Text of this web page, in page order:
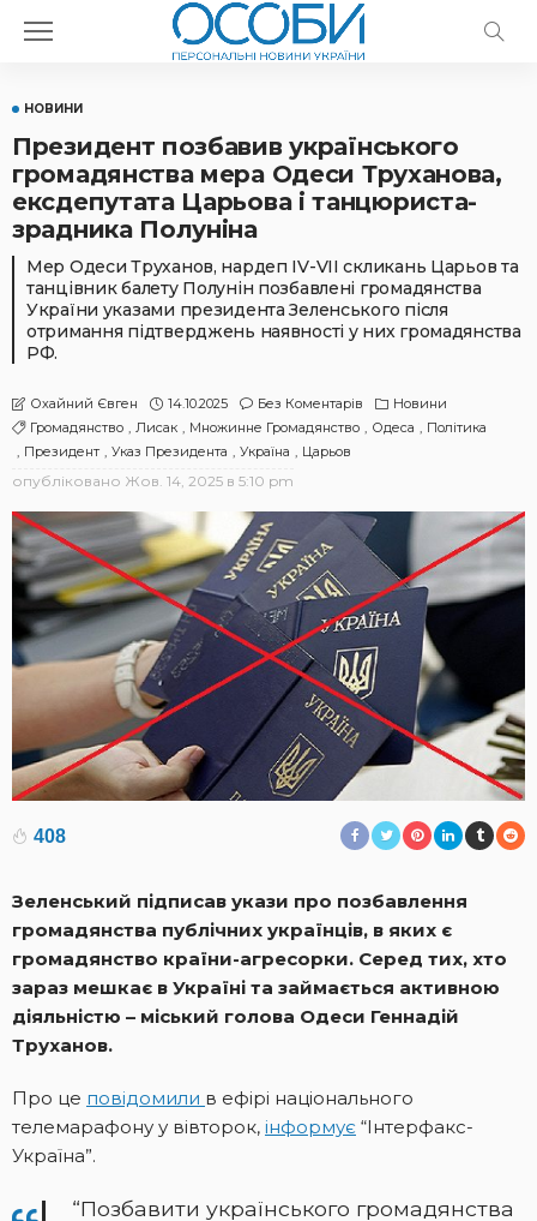
НОВИНИ
Президент позбавив українського
громадянства мера Одеси Труханова,
ексдепутата Царьова і танцюриста-
зрадника Полуніна
Мер Одеси Труханов, нардеп IV-VII скликань Царьов та
танцівник балету Полунін позбавлені громадянства
України указами президента Зеленського після
отримання підтверджень наявності у них громадянства
РФ.
Охайний Євген 14.10.2025 Без Коментарів
Новини
Громадянство
Лисак Множинне Громадянство Одеса
Політика
Президент
Указ Президента Україна Царьов
опубліковано Жов. 14, 2025 в 5:10 pm
408
Зеленський підписав укази про позбавлення
громадянства публічних українців, в яких є
громадянство країни-агресорки. Серед тих, хто
зараз мешкає в Україні та займається активною
діяльністю – міський голова Одеси Геннадій
Труханов.
Про це повідомили в ефірі національного
телемарафону у вівторок, інформує “Інтерфакс-
Україна”.
“Позбавити українського громадянства